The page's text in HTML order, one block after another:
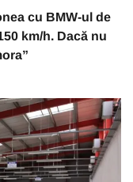
cu BMW-ul de
km/h. Dacă nu